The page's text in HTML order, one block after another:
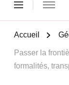
Accueil
Passer la
formalités,